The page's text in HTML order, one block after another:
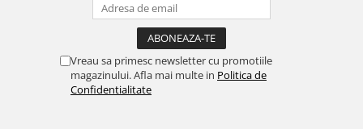
Vreau sa primesc newsletter cu promotiile
magazinului. Afla mai multe in Politica de
Confidentialitate